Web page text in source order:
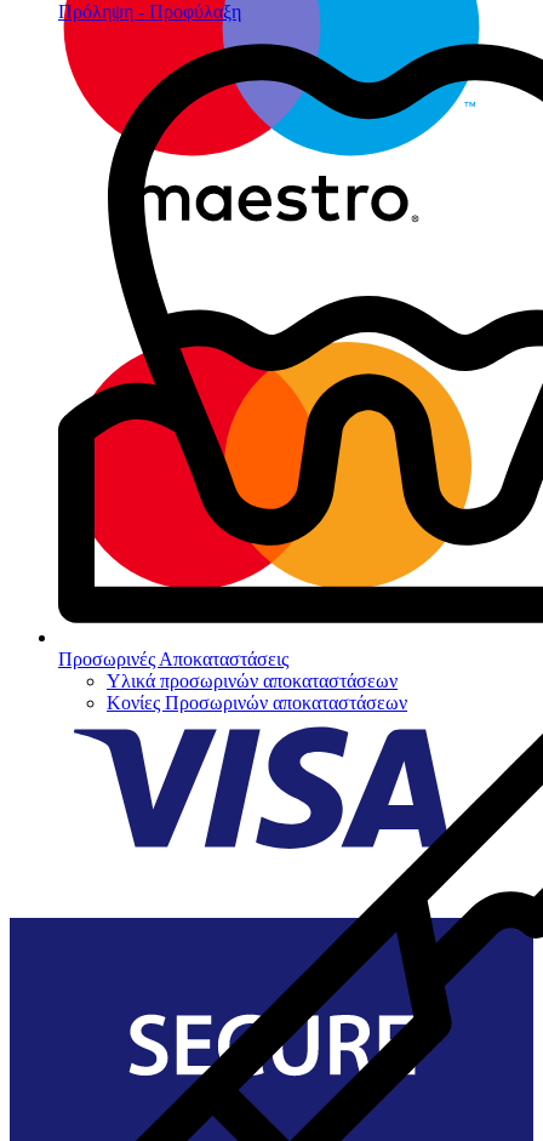
Πρόληψη - Προφύλαξη
Προσωρινές Αποκαταστάσεις
Υλικά προσωρινών αποκαταστάσεων
Κονίες Προσωρινών αποκαταστάσεων